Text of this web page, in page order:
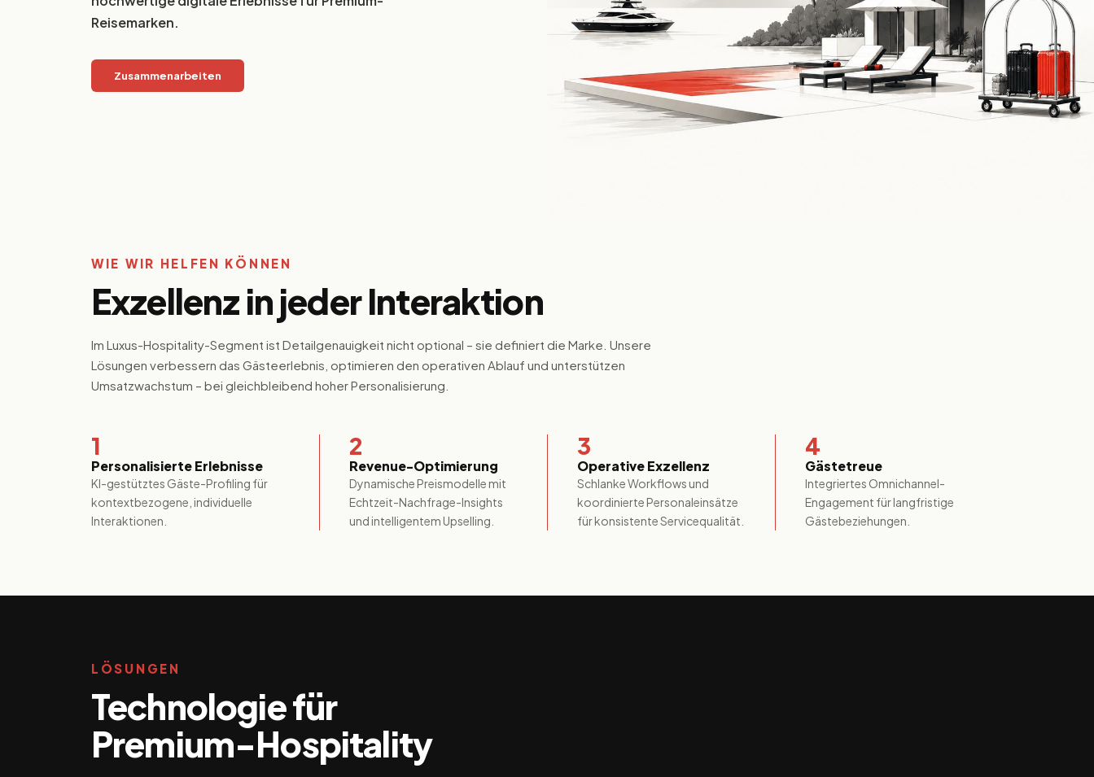
Reisemarken.
Zusammenarbeiten
WIE WIR HELFEN KÖNNEN
Exzellenz in jeder Interaktion
Im Luxus-Hospitality-Segment ist Detailgenauigkeit nicht optional – sie definiert die Marke. Unsere
Lösungen verbessern das Gästeerlebnis, optimieren den operativen Ablauf und unterstützen
Umsatzwachstum – bei gleichbleibend hoher Personalisierung.
1
Personalisierte Erlebnisse
KI-gestütztes Gäste-Profiling für
kontextbezogene, individuelle
Interaktionen.
2
Revenue-Optimierung
Dynamische Preismodelle mit
Echtzeit-Nachfrage-Insights
und intelligentem Upselling.
3
Operative Exzellenz
Schlanke Workflows und
koordinierte Personaleinsätze
für konsistente Servicequalität.
4
Gästetreue
Integriertes Omnichannel-
Engagement für langfristige
Gästebeziehungen.
LÖSUNGEN
Technologie für
Premium-Hospitality